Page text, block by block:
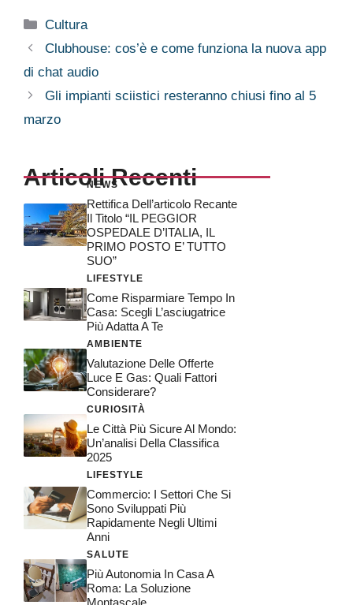
Categorie
Cultura
Clubhouse: cos’è e come funziona la nuova app
di chat audio
Gli impianti sciistici resteranno chiusi fino al 5
marzo
Articoli Recenti
NEWS
Rettifica Dell’articolo Recante
Il Titolo “IL PEGGIOR
OSPEDALE D’ITALIA, IL
PRIMO POSTO E’ TUTTO
SUO”
LIFESTYLE
Come Risparmiare Tempo In
Casa: Scegli L’asciugatrice
Più Adatta A Te
AMBIENTE
Valutazione Delle Offerte
Luce E Gas: Quali Fattori
Considerare?
CURIOSITÀ
Le Città Più Sicure Al Mondo:
Un’analisi Della Classifica
2025
LIFESTYLE
Commercio: I Settori Che Si
Sono Sviluppati Più
Rapidamente Negli Ultimi
Anni
SALUTE
Più Autonomia In Casa A
Roma: La Soluzione
Montascale